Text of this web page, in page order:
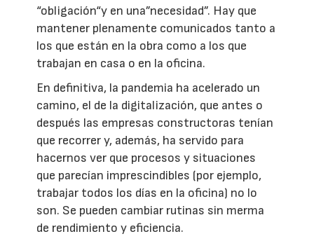
“obligación“y en una”necesidad”. Hay que
mantener plenamente comunicados tanto a
los que están en la obra como a los que
trabajan en casa o en la oficina.
En definitiva, la pandemia ha acelerado un
camino, el de la digitalización, que antes o
después las empresas constructoras tenían
que recorrer y, además, ha servido para
hacernos ver que procesos y situaciones
que parecían imprescindibles (por ejemplo,
trabajar todos los días en la oficina) no lo
son. Se pueden cambiar rutinas sin merma
de rendimiento y eficiencia.